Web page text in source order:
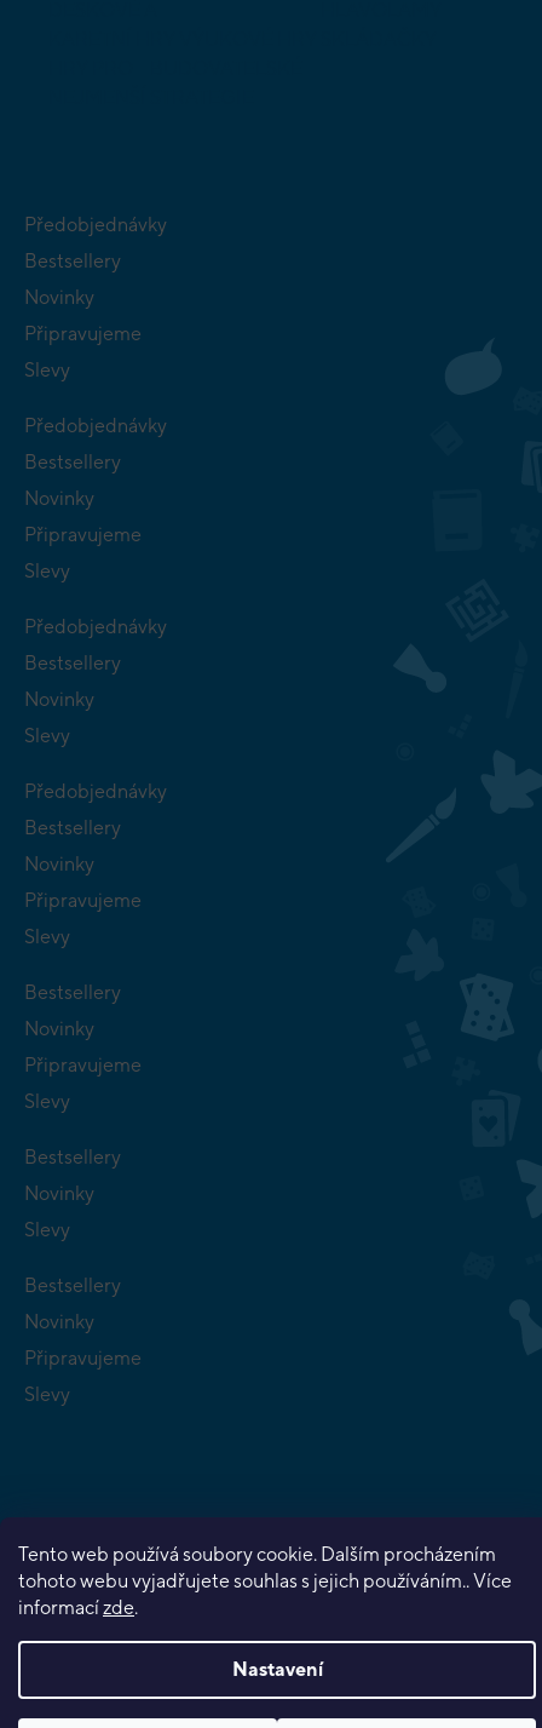
Tento web používá soubory cookie. Dalším procházením
tohoto webu vyjadřujete souhlas s jejich používáním.. Více
informacízde.
Nastavení
Předobjednávky
Bestsellery
Novinky
Připravujeme
Slevy
Předobjednávky
Bestsellery
Novinky
Připravujeme
Slevy
Předobjednávky
Bestsellery
Novinky
Slevy
Předobjednávky
Bestsellery
Novinky
Připravujeme
Slevy
Bestsellery
Novinky
Připravujeme
Slevy
Bestsellery
Novinky
Slevy
Bestsellery
Novinky
Připravujeme
Slevy
Vytvořil Shoptet Premium
Copyright 2026Planeta her. Všechna práva vyhrazena.